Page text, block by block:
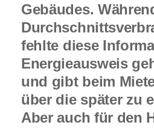
Gebäudes.
fehlte diese
Energieausweis
und gibt beim
über die später zu
Aber auch für den